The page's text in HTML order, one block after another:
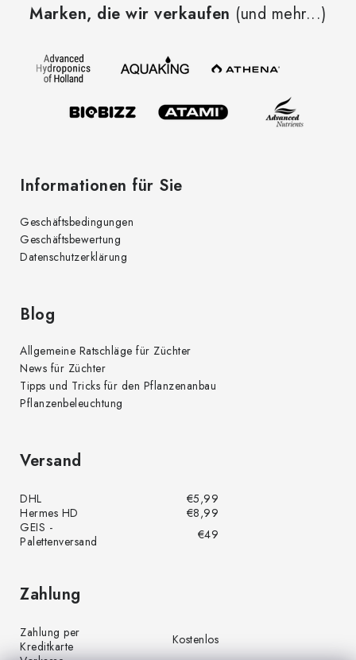
Marken, die wir verkaufen (und mehr...)
Informationen für Sie
Geschäftsbedingungen
Geschäftsbewertung
Datenschutzerklärung
Blog
Allgemeine Ratschläge für Züchter
News für Züchter
Tipps und Tricks für den Pflanzenanbau
Pflanzenbeleuchtung
Versand
DHL
€5,99
Hermes HD
€8,99
GEIS -
Palettenversand
€49
Zahlung
Zahlung per
Kreditkarte
Kostenlos